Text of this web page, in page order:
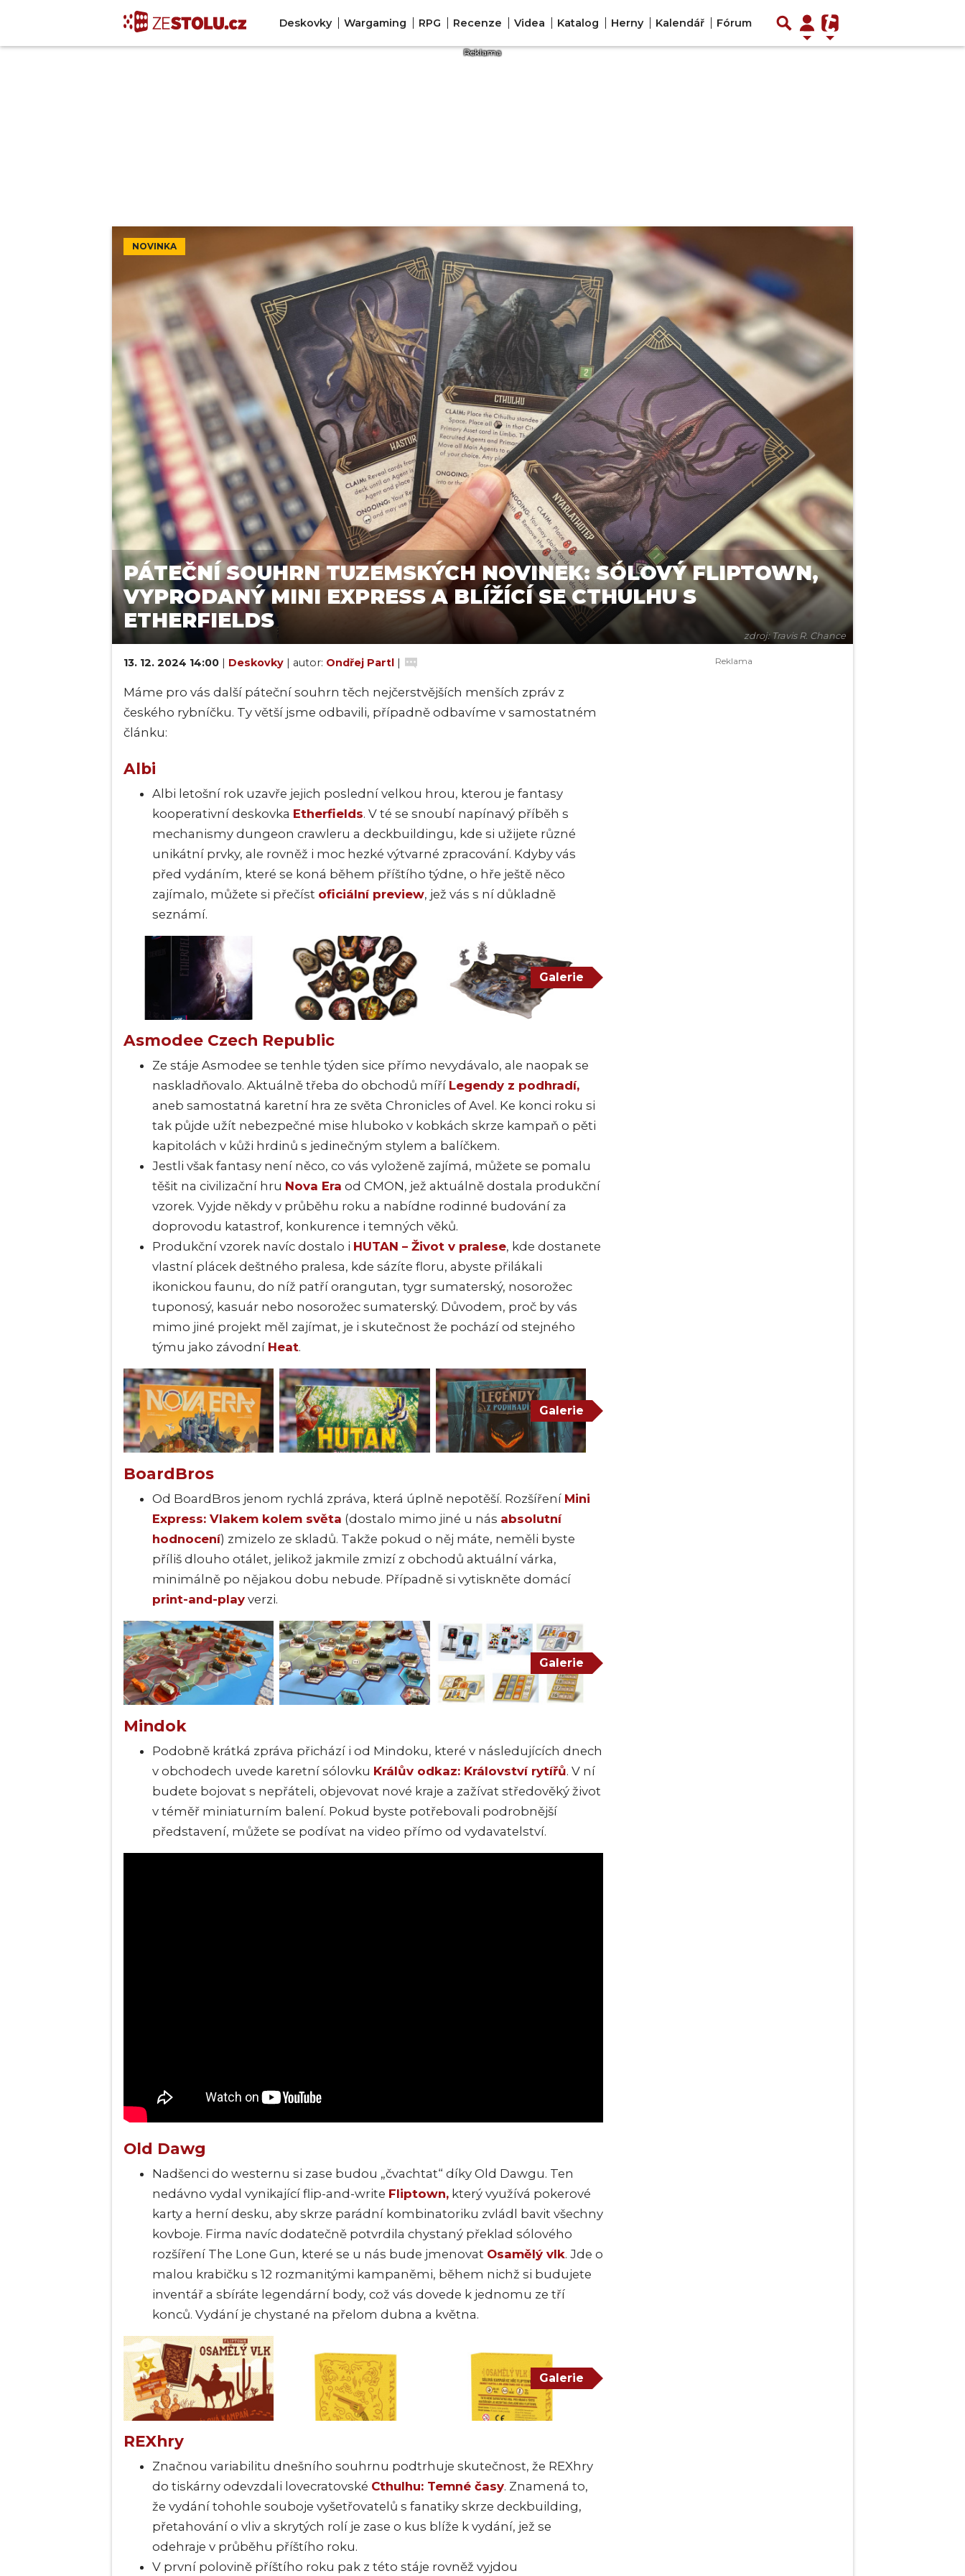
Deskovky Wargaming RPG Recenze Videa Katalog Herny Kalendář Fórum
NOVINKA
zdroj: Travis R. Chance
PÁTEČNÍ SOUHRN TUZEMSKÝCH NOVINEK: SÓLOVÝ FLIPTOWN,
VYPRODANÝ MINI EXPRESS A BLÍŽÍCÍ SE CTHULHU S
ETHERFIELDS
13. 12. 2024 14:00 | Deskovky | autor: Ondřej Partl |
Máme pro vás další páteční souhrn těch nejčerstvějších menších zpráv z
českého rybníčku. Ty větší jsme odbavili, případně odbavíme v samostatném
článku:
Albi
Albi letošní rok uzavře jejich poslední velkou hrou, kterou je fantasy
kooperativní deskovka Etherfields. V té se snoubí napínavý příběh s
mechanismy dungeon crawleru a deckbuildingu, kde si užijete různé
unikátní prvky, ale rovněž i moc hezké výtvarné zpracování. Kdyby vás
před vydáním, které se koná během příštího týdne, o hře ještě něco
zajímalo, můžete si přečíst oficiální preview, jež vás s ní důkladně
seznámí.
Galerie
Asmodee Czech Republic
Ze stáje Asmodee se tenhle týden sice přímo nevydávalo, ale naopak se
naskladňovalo. Aktuálně třeba do obchodů míří Legendy z podhradí,
aneb samostatná karetní hra ze světa Chronicles of Avel. Ke konci roku si
tak půjde užít nebezpečné mise hluboko v kobkách skrze kampaň o pěti
kapitolách v kůži hrdinů s jedinečným stylem a balíčkem.
Jestli však fantasy není něco, co vás vyloženě zajímá, můžete se pomalu
těšit na civilizační hru Nova Era od CMON, jež aktuálně dostala produkční
vzorek. Vyjde někdy v průběhu roku a nabídne rodinné budování za
doprovodu katastrof, konkurence i temných věků.
Produkční vzorek navíc dostalo i HUTAN – Život v pralese, kde dostanete
vlastní plácek deštného pralesa, kde sázíte floru, abyste přilákali
ikonickou faunu, do níž patří orangutan, tygr sumaterský, nosorožec
tuponosý, kasuár nebo nosorožec sumaterský. Důvodem, proč by vás
mimo jiné projekt měl zajímat, je i skutečnost že pochází od stejného
týmu jako závodní Heat.
Galerie
BoardBros
Od BoardBros jenom rychlá zpráva, která úplně nepotěší. Rozšíření Mini
Express: Vlakem kolem světa (dostalo mimo jiné u nás absolutní
hodnocení) zmizelo ze skladů. Takže pokud o něj máte, neměli byste
příliš dlouho otálet, jelikož jakmile zmizí z obchodů aktuální várka,
minimálně po nějakou dobu nebude. Případně si vytiskněte domácí
print-and-play verzi.
Galerie
Mindok
Podobně krátká zpráva přichází i od Mindoku, které v následujících dnech
v obchodech uvede karetní sólovku Králův odkaz: Království rytířů. V ní
budete bojovat s nepřáteli, objevovat nové kraje a zažívat středověký život
v téměř miniaturním balení. Pokud byste potřebovali podrobnější
představení, můžete se podívat na video přímo od vydavatelství.
Old Dawg
Nadšenci do westernu si zase budou „čvachtat“ díky Old Dawgu. Ten
nedávno vydal vynikající flip-and-write Fliptown, který využívá pokerové
karty a herní desku, aby skrze parádní kombinatoriku zvládl bavit všechny
kovboje. Firma navíc dodatečně potvrdila chystaný překlad sólového
rozšíření The Lone Gun, které se u nás bude jmenovat Osamělý vlk. Jde o
malou krabičku s 12 rozmanitými kampaněmi, během nichž si budujete
inventář a sbíráte legendární body, což vás dovede k jednomu ze tří
konců. Vydání je chystané na přelom dubna a května.
Galerie
REXhry
Značnou variabilitu dnešního souhrnu podtrhuje skutečnost, že REXhry
do tiskárny odevzdali lovecratovské Cthulhu: Temné časy. Znamená to,
že vydání tohohle souboje vyšetřovatelů s fanatiky skrze deckbuilding,
přetahování o vliv a skrytých rolí je zase o kus blíže k vydání, jež se
odehraje v průběhu příštího roku.
V první polovině příštího roku pak z této stáje rovněž vyjdou